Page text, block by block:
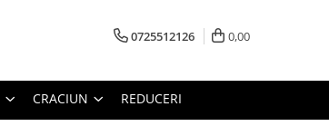
0725512126 0,00
CRACIUN REDUCERI